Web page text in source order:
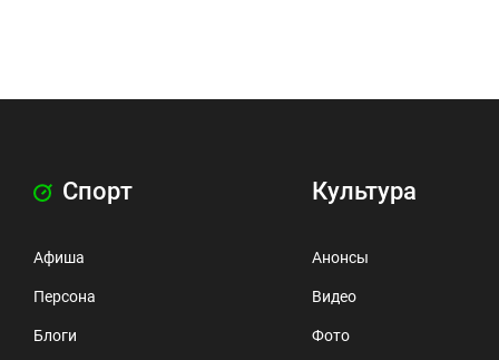
Спорт
Афиша
Персона
Блоги
Культура
Анонсы
Видео
Фото